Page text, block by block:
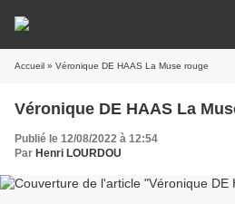
Accueil » Véronique DE HAAS La Muse rouge
Véronique DE HAAS La
Publié le 12/08/2022 à 12:54
Par Henri LOURDOU